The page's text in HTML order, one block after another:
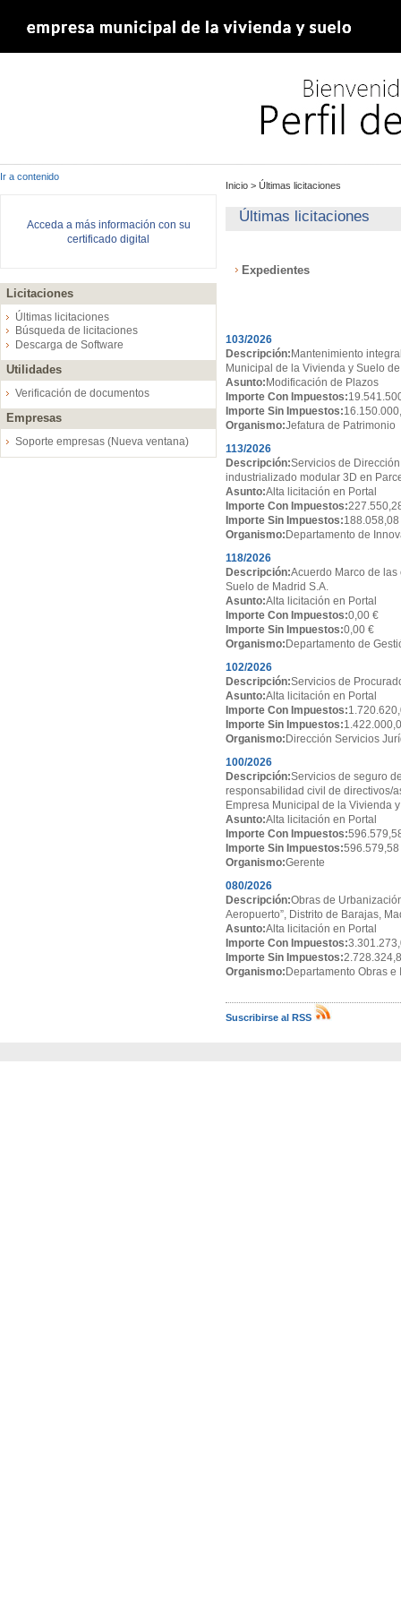
Ir a contenido
Acceda a más información con su
certificado digital
Licitaciones
Últimas licitaciones
Búsqueda de licitaciones
Descarga de Software
Utilidades
Verificación de documentos
Empresas
Soporte empresas (Nueva ventana)
Inicio > Últimas licitaciones
Últimas licitaciones
Expedientes
103/2026
Descripción: Mantenimiento
Municipal de la Vivienda y Suelo
Asunto: Modificación de Plazos
Importe Con Impuestos:
Importe Sin Impuestos:
Organismo:Jefatura de Patrimonio
113/2026
Descripción:Servicios de
industrializado modular 3D en
Asunto:Alta licitación en Portal
Importe Con Impuestos:
Importe Sin Impuestos:188.058,08
Organismo: Departamento de
118/2026
Descripción:Acuerdo Marco de
Suelo de Madrid S.A.
Asunto:Alta licitación en Portal
Importe Con Impuestos:0,00 €
Importe Sin Impuestos:0,00 €
Organismo: Departamento de
102/2026
Descripción:Servicios de
Asunto:Alta licitación en Portal
Importe Con Impuestos:
Importe Sin Impuestos:
Organismo: Dirección Servicios
100/2026
Descripción:Servicios de seguro
responsabilidad civil de directivos/
Empresa Municipal de la Vivienda
Asunto:Alta licitación en Portal
Importe Con Impuestos:
Importe Sin Impuestos:596.579,58
Organismo:Gerente
080/2026
Descripción:Obras de
Aeropuerto”, Distrito de Barajas,
Asunto:Alta licitación en Portal
Importe Con Impuestos:
Importe Sin Impuestos:
Organismo: Departamento Obras e
Suscribirse al RSS